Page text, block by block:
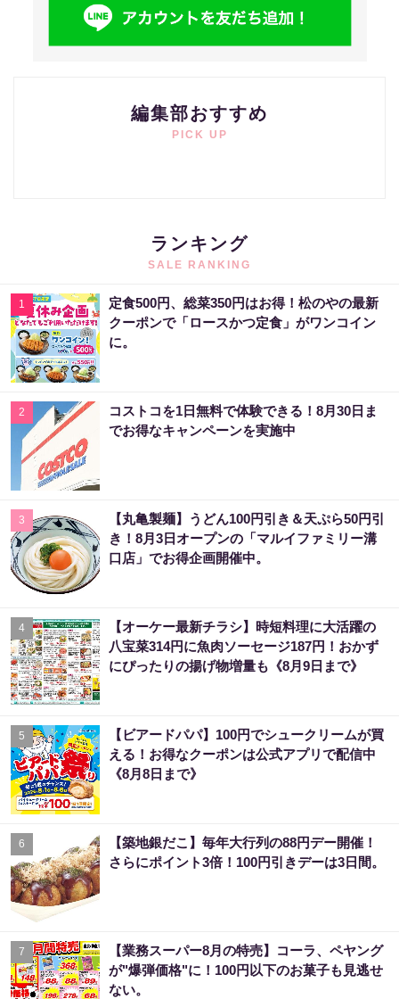
編集部おすすめ
PICK UP
ランキング
SALE RANKING
1
定食500円、総菜350円はお得！松のやの最新
クーポンで「ロースかつ定食」がワンコイン
に。
2
コストコを1日無料で体験できる！8月30日ま
でお得なキャンペーンを実施中
3
【丸亀製麺】うどん100円引き＆天ぷら50円引
き！8月3日オープンの「マルイファミリー溝
口店」でお得企画開催中。
4
【オーケー最新チラシ】時短料理に大活躍の
八宝菜314円に魚肉ソーセージ187円！おかず
にぴったりの揚げ物増量も《8月9日まで》
5
【ビアードパパ】100円でシュークリームが買
える！お得なクーポンは公式アプリで配信中
《8月8日まで》
6
【築地銀だこ】毎年大行列の88円デー開催！
さらにポイント3倍！100円引きデーは3日間。
7
【業務スーパー8月の特売】コーラ、ペヤング
が"爆弾価格"に！100円以下のお菓子も見逃せ
ない。